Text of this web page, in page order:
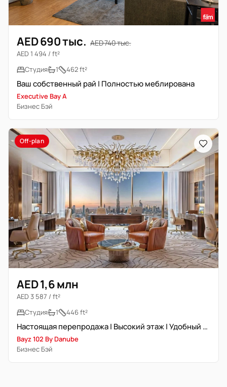
AED 690 тыс. AED 740 тыс.
AED 1 494 / ft²
Студия
1 462 ft²
Ваш собственный рай | Полностью меблирована
Executive Bay A
Бизнес Бэй
Off-plan
AED 1,6 млн
AED 3 587 / ft²
Студия
1 446 ft²
Настоящая перепродажа | Высокий этаж | Удобный доступ
Bayz 102 By Danube
Бизнес Бэй